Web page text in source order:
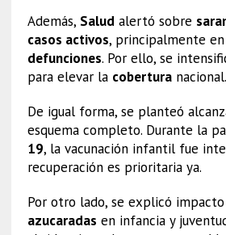
Además, Saludalertó sobre
casos activos, principalmente en
defunciones. Por ello, se
para elevar la coberturanacional.
De igual forma, se planteó
esquema completo. Durante la
19, la vacunación infantil fue
recuperación es prioritaria ya.
Por otro lado, se explicó
azucaradas en infancia y